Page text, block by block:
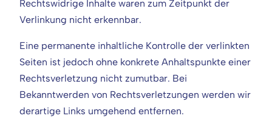
Rechtswidrige Inhalte waren zum Zeitpunkt der
Verlinkung nicht erkennbar.
Eine permanente inhaltliche Kontrolle der verlinkten
Seiten ist jedoch ohne konkrete Anhaltspunkte einer
Rechtsverletzung nicht zumutbar. Bei
Bekanntwerden von Rechtsverletzungen werden wir
derartige Links umgehend entfernen.